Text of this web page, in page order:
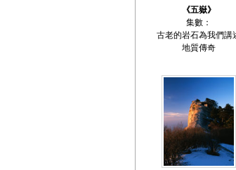
《五嶽》
集數：
古老的岩石為我們講
地質傳奇